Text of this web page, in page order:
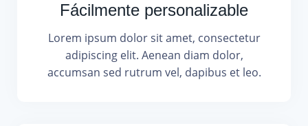
Fácilmente personalizable
Lorem ipsum dolor sit amet, consectetur
adipiscing elit. Aenean diam dolor,
accumsan sed rutrum vel, dapibus et leo.